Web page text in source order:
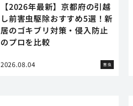
【2026年最新】京都府の引越
し前害虫駆除おすすめ5選！新
居のゴキブリ対策・侵入防止
のプロを比較
2026.08.04 害虫